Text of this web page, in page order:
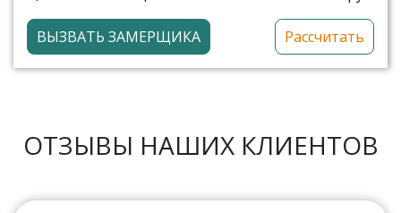
ВЫЗВАТЬ ЗАМЕРЩИКА Рассчитать
ОТЗЫВЫ НАШИХ КЛИЕНТОВ